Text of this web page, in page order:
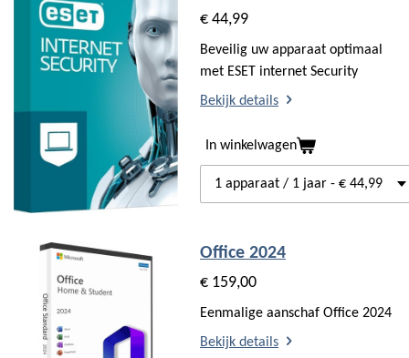
€ 44,99
Beveilig uw apparaat optimaal
met ESET internet Security
Bekijk details
In winkelwagen
Office 2024
€ 159,00
Eenmalige aanschaf Office 2024
Bekijk details